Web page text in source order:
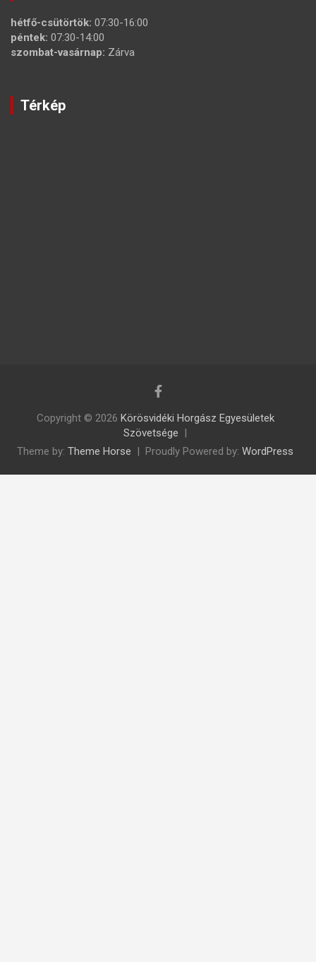
hétfő-csütörtök: 07:30-16:00
péntek: 07:30-14:00
szombat-vasárnap: Zárva
Térkép
Copyright © 2026 Körösvidéki Horgász Egyesületek
Szövetsége
Theme by: Theme Horse Proudly Powered by: WordPress